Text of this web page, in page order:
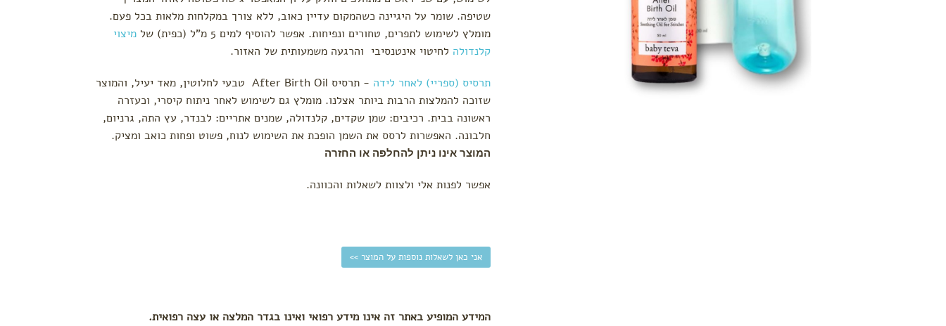
שטיפה. שומר על היגיינה כשהמקום עדיין כאוב, ללא צורך במקלחות מלאות בכל פעם.
מומלץ לשימוש לתפרים, טחורים ונפיחות. אפשר להוסיף למים 5 מ"ל (כפית) של
מיצוי
קלנדולה לחיטוי אינטנסיבי והרגעה משמעותית של האזור.
תרסיס (ספריי) לאחר לידה
- תרסיס After Birth Oil טבעי לחלוטין, מאד יעיל, והמוצר
שזוכה להמלצות הרבות ביותר אצלנו. מומלץ גם לשימוש לאחר ניתוח קיסרי, וכעזרה
ראשונה בבית. רכיבים: שמן שקדים, קלנדולה, שמנים אתריים: לבנדר, עץ התה, גרניום,
חלבונה. האפשרות לרסס את השמן הופכת את השימוש לנוח, פשוט ופחות כואב ומציק.
המוצר אינו ניתן להחלפה או החזרה
אפשר לפנות אלי ולצוות לשאלות והכוונה.
אני כאן לשאלות נוספות על המוצר >>
המידע המופיע באתר זה אינו מידע רפואי ואינו בגדר המלצה או עצה רפואית.